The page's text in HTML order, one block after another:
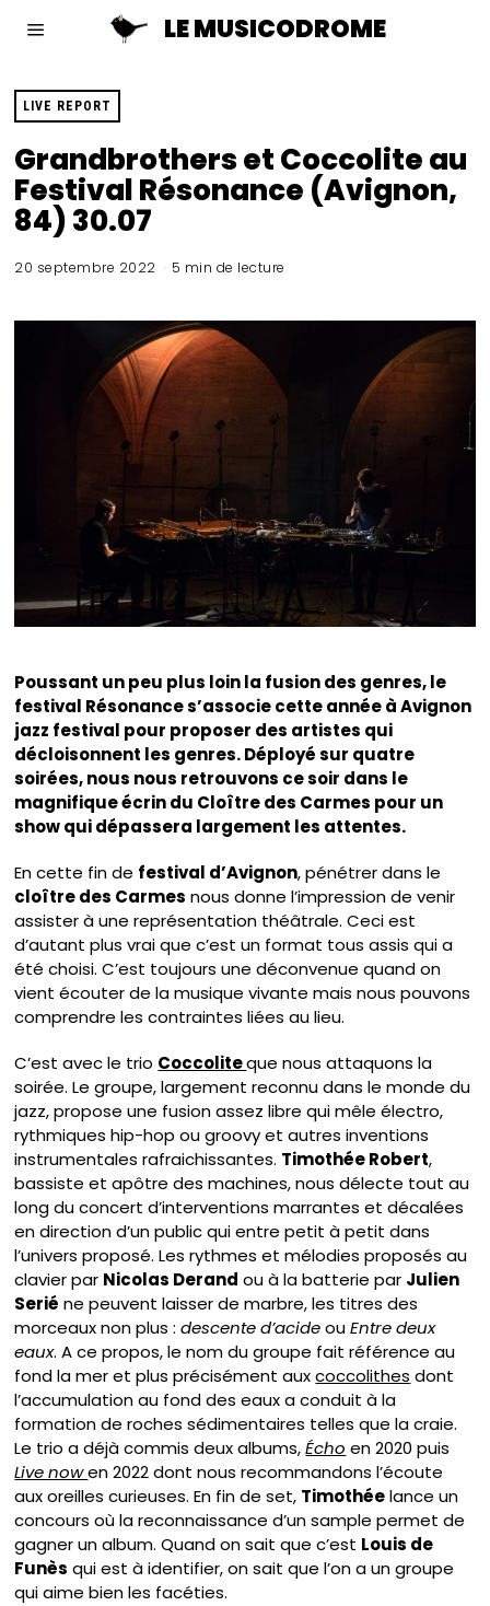
LE MUSICODROME
LIVE REPORT
Grandbrothers et Coccolite au
Festival Résonance (Avignon,
84) 30.07
20 septembre 2022 5 min de lecture
Poussant un peu plus loin la fusion des genres, le
festival Résonance s’associe cette année à Avignon
jazz festival pour proposer des artistes qui
décloisonnent les genres. Déployé sur quatre
soirées, nous nous retrouvons ce soir dans le
magnifique écrin du Cloître des Carmes pour un
show qui dépassera largement les attentes.
En cette fin de festival d’Avignon, pénétrer dans le
cloître des Carmes nous donne l’impression de venir
assister à une représentation théâtrale. Ceci est
d’autant plus vrai que c’est un format tous assis qui a
été choisi. C’est toujours une déconvenue quand on
vient écouter de la musique vivante mais nous pouvons
comprendre les contraintes liées au lieu.
C’est avec le trio Coccoliteque nous attaquons la
soirée. Le groupe, largement reconnu dans le monde du
jazz, propose une fusion assez libre qui mêle électro,
rythmiques hip-hop ou groovy et autres inventions
instrumentales rafraichissantes. Timothée Robert,
bassiste et apôtre des machines, nous délecte tout au
long du concert d’interventions marrantes et décalées
en direction d’un public qui entre petit à petit dans
l’univers proposé. Les rythmes et mélodies proposés au
clavier par Nicolas Derand ou à la batterie par Julien
Serié ne peuvent laisser de marbre, les titres des
morceaux non plus :descente d’acideouEntre deux
eaux. A ce propos, le nom du groupe fait référence au
fond la mer et plus précisément auxcoccolithes dont
l’accumulation au fond des eaux a conduit à la
formation de roches sédimentaires telles que la craie.
Le trio a déjà commis deux albums,Écho en 2020 puis
Live nowen 2022 dont nous recommandons l’écoute
aux oreilles curieuses. En fin de set, Timothéelance un
concours où la reconnaissance d’un sample permet de
gagner un album. Quand on sait que c’est Louis de
Funès qui est à identifier, on sait que l’on a un groupe
qui aime bien les facéties.